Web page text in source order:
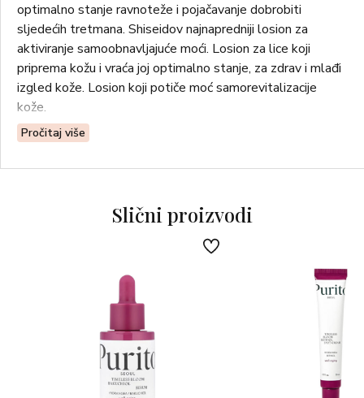
optimalno stanje ravnoteže i pojačavanje dobrobiti
sljedećih tretmana. Shiseidov najnapredniji losion za
aktiviranje samoobnavljajuće moći. Losion za lice koji
priprema kožu i vraća joj optimalno stanje, za zdrav i mlađi
izgled kože. Losion koji potiče moć samorevitalizacije
kože.
Pročitaj više
Slični proizvodi